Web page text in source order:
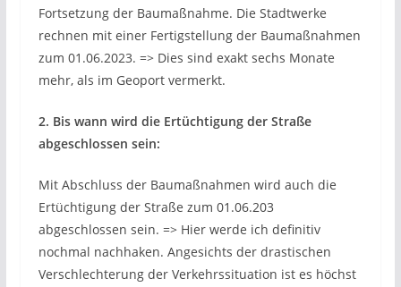
Fortsetzung der Baumaßnahme. Die Stadtwerke
rechnen mit einer Fertigstellung der Baumaßnahmen
zum 01.06.2023. => Dies sind exakt sechs Monate
mehr, als im Geoport vermerkt.
2. Bis wann wird die Ertüchtigung der Straße
abgeschlossen sein:
Mit Abschluss der Baumaßnahmen wird auch die
Ertüchtigung der Straße zum 01.06.203
abgeschlossen sein. => Hier werde ich definitiv
nochmal nachhaken. Angesichts der drastischen
Verschlechterung der Verkehrssituation ist es höchst